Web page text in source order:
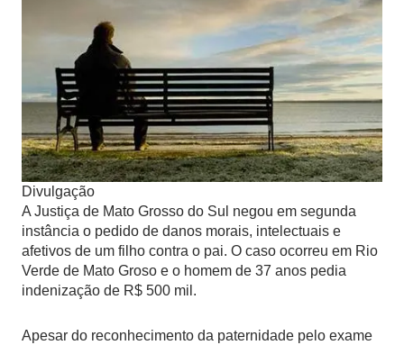
Divulgação
A Justiça de Mato Grosso do Sul negou em segunda
instância o pedido de danos morais, intelectuais e
afetivos de um filho contra o pai. O caso ocorreu em Rio
Verde de Mato Groso e o homem de 37 anos pedia
indenização de R$ 500 mil.
Apesar do reconhecimento da paternidade pelo exame